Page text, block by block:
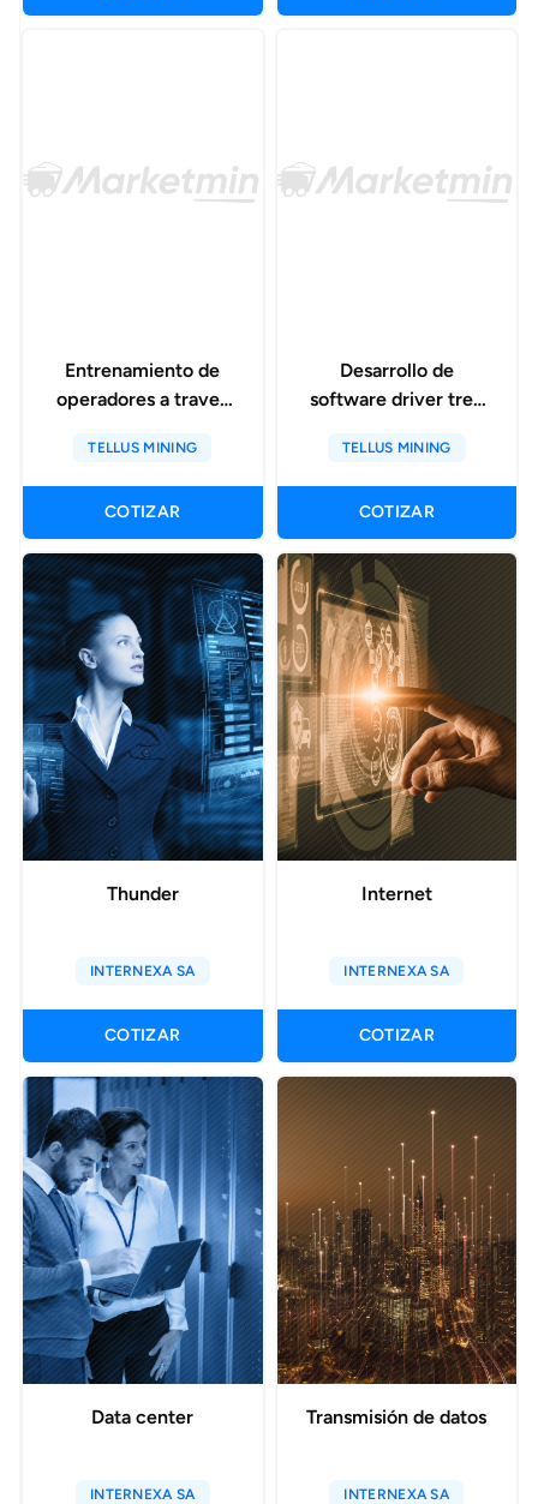
Entrenamiento de
operadores a traves
TELLUS MINING
COTIZAR
Desarrollo de
software driver tree
de gestión de flota
TELLUS MINING
COTIZAR
Thunder
INTERNEXA SA
COTIZAR
Internet
INTERNEXA SA
COTIZAR
Data center
INTERNEXA SA
Transmisión de datos
INTERNEXA SA